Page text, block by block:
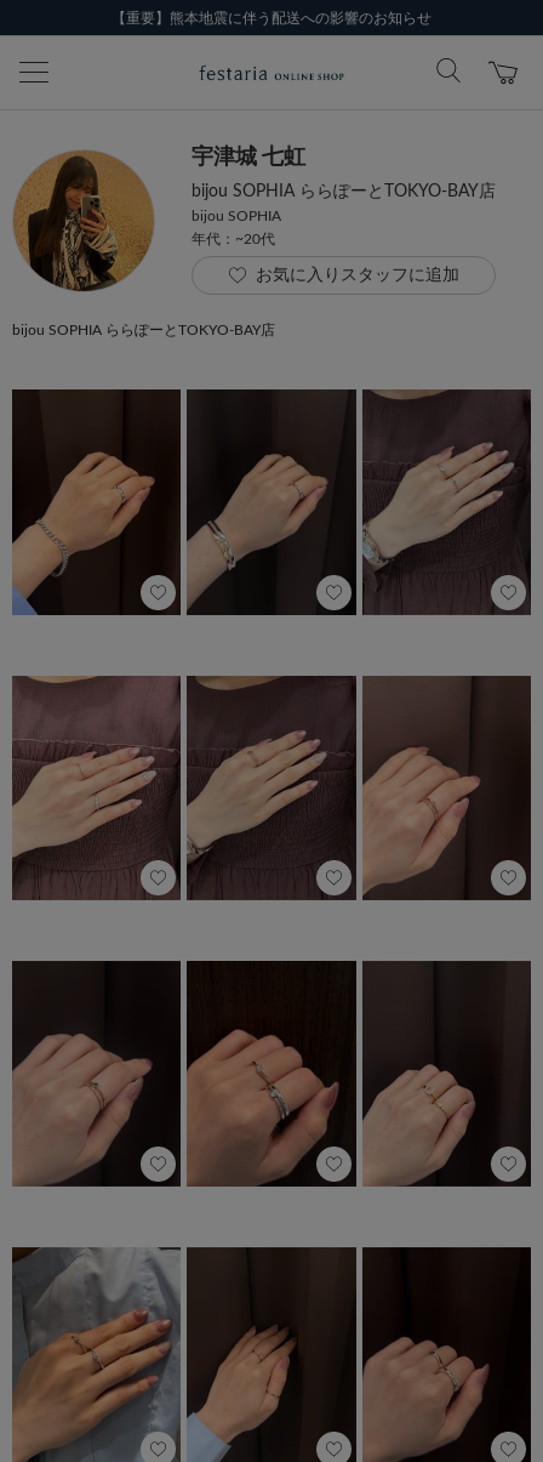
【重要】熊本地震に伴う配送への影響のお知らせ
宇津城 七虹
bijou SOPHIA ららぽーとTOKYO-BAY店
bijou SOPHIA
年代：~20代
お気に入りスタッフに追加
bijou SOPHIA ららぽーとTOKYO-BAY店